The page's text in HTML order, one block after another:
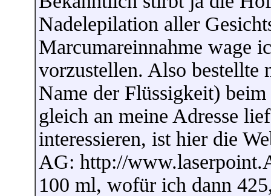
Nadelepilation aller
Marcumareinnahme wage
vorzustellen. Also bestellte
Name der Flüssigkeit)
gleich an meine Adresse
interessieren, ist hier die
AG: http://
100 ml, wofür ich dann